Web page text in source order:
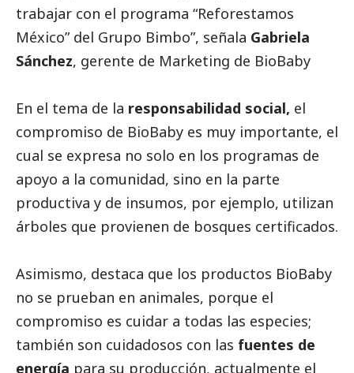
trabajar con el programa “Reforestamos
México” del Grupo Bimbo”, señala Gabriela
Sánchez, gerente de Marketing de BioBaby
En el tema de la responsabilidad social, el
compromiso de BioBaby es muy importante, el
cual se expresa no solo en los programas de
apoyo a la comunidad, sino en la parte
productiva y de insumos, por ejemplo, utilizan
árboles que provienen de bosques certificados.
Asimismo, destaca que los productos BioBaby
no se prueban en animales, porque el
compromiso es cuidar a todas las especies;
también son cuidadosos con las fuentes de
energía para su producción, actualmente el